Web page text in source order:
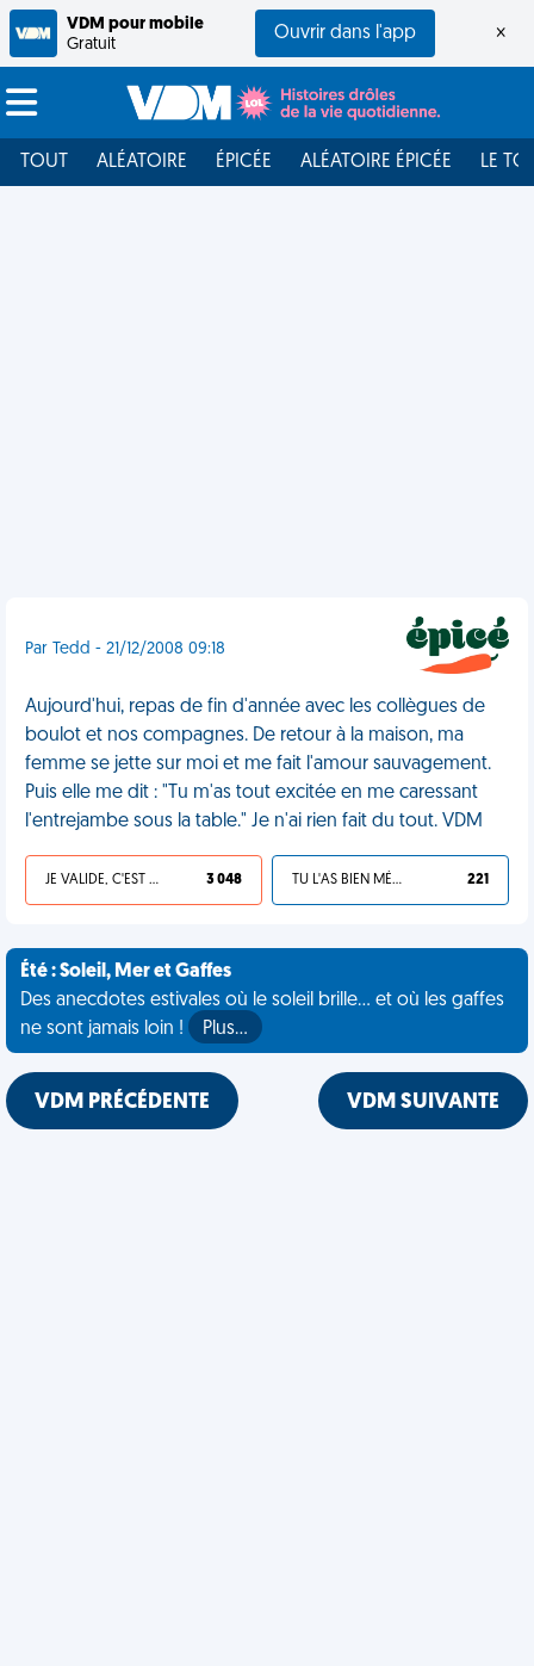
VDM pour mobile
Gratuit
Ouvrir dans l'app ×
TOUT ALÉATOIRE ÉPICÉE ALÉATOIRE ÉPICÉE LE
Par Tedd - 21/12/2008 09:18
Aujourd'hui, repas de fin d'année avec les collègues de
boulot et nos compagnes. De retour à la maison, ma
femme se jette sur moi et me fait l'amour sauvagement.
Puis elle me dit : "Tu m'as tout excitée en me caressant
l'entrejambe sous la table." Je n'ai rien fait du tout. VDM
JE VALIDE, C'EST UNE VDM 3 048 TU L'AS BIEN MÉRITÉ 221
Été : Soleil, Mer et Gaffes
Des anecdotes estivales où le soleil brille... et où les gaffes
ne sont jamais loin !
Plus…
VDM PRÉCÉDENTE VDM SUIVANTE